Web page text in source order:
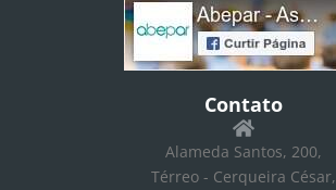
Contato
Alameda Santos, 200,
Térreo - Cerqueira César,